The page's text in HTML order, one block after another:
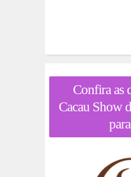
Confira as
Cacau Show